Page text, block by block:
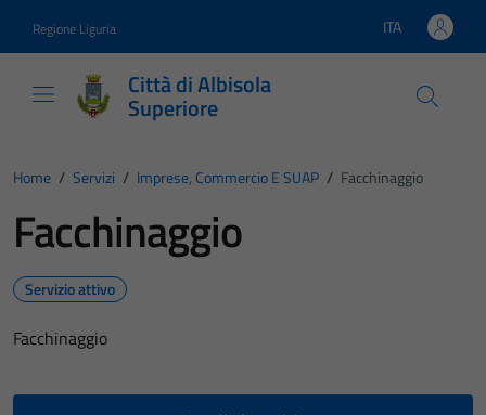
Regione Liguria Lingua attiva:
ITA
Città di Albisola
Superiore
Home / Servizi / Imprese, Commercio E SUAP / Facchinaggio
Facchinaggio
Servizio attivo
Facchinaggio